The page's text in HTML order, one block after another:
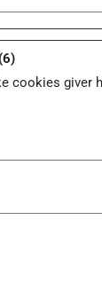
cookies giver